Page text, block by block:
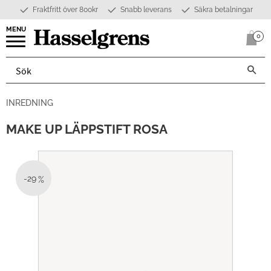
Meny
Fraktfritt över 800kr Snabb leverans Säkra betalningar
0
INREDNING
MAKE UP LÄPPSTIFT ROSA
29 %